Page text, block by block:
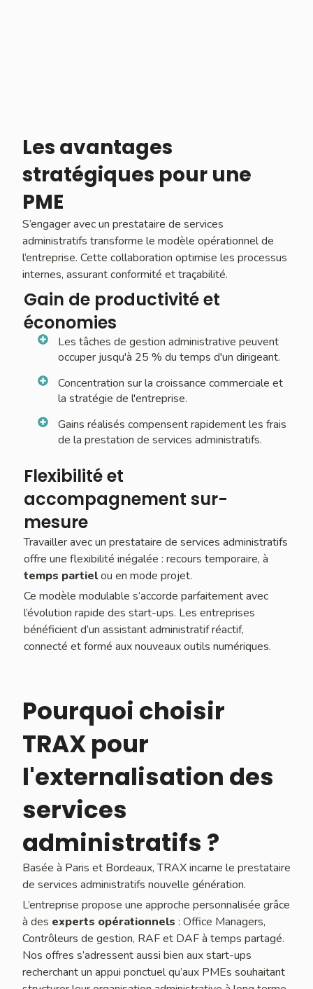
Les avantages
stratégiques pour une
PME
S’engager avec un prestataire de services
administratifs transforme le modèle opérationnel de
l’entreprise. Cette collaboration optimise les processus
internes, assurant conformité et traçabilité.
Gain de productivité et
économies
Les tâches de gestion administrative peuvent
occuper jusqu'à 25 % du temps d'un dirigeant.
Concentration sur la croissance commerciale et
la stratégie de l'entreprise.
Gains réalisés compensent rapidement les frais
de la prestation de services administratifs.
Flexibilité et
accompagnement sur-
mesure
Travailler avec un prestataire de services administratifs
offre une flexibilité inégalée : recours temporaire, à
temps partielou en mode projet.
Ce modèle modulable s’accorde parfaitement avec
l’évolution rapide des start-ups. Les entreprises
bénéficient d’un assistant administratif réactif,
connecté et formé aux nouveaux outils numériques.
Pourquoi choisir
TRAX pour
l'externalisation des
services
administratifs ?
Basée à Paris et Bordeaux, TRAX incarne le prestataire
de services administratifs nouvelle génération.
L’entreprise propose une approche personnalisée grâce
à des experts opérationnels : Office Managers,
Contrôleurs de gestion, RAF et DAF à temps partagé.
Nos offres s’adressent aussi bien aux start-ups
recherchant un appui ponctuel qu’aux PMEs souhaitant